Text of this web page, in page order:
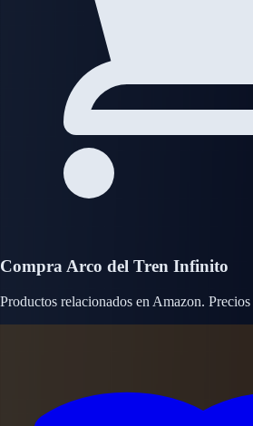
Compra Arco del Tren Infinito
Productos relacionados en Amazon.